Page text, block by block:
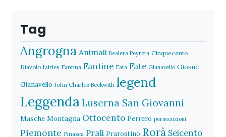
Tag
Angrogna Animali Bealera Peyrota Cinquecento
Diavolo fairies Fantina Fantine Fata Fate Gianavello Giosuè
Gianavello John Charles Beckwith legend
Leggenda Luserna San Giovanni
Masche Montagna Ottocento Perrero persecuzioni
Piemonte Pinasca Prali Prarostino Rorà Seicento